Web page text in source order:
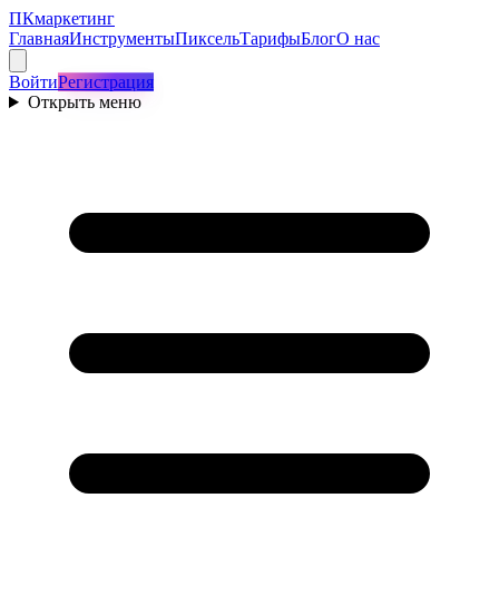
ПКмаркетинг
ГлавнаяИнструментыПиксельТарифыБлогО нас
ВойтиРегистрация
Открыть меню